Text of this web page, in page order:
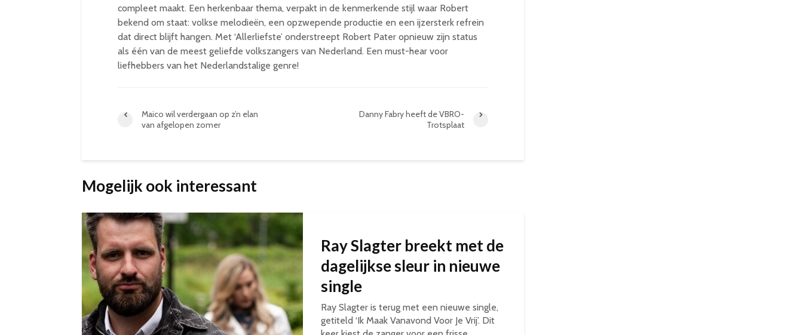
compleet maakt. Een herkenbaar thema, verpakt in de kenmerkende stijl waar Robert
bekend om staat: volkse melodieën, een opzwepende productie en een ijzersterk refrein
dat direct blijft hangen. Met ‘Allerliefste’ onderstreept Robert Pater opnieuw zijn status
als één van de meest geliefde volkszangers van Nederland. Een must-hear voor
liefhebbers van het Nederlandstalige genre!
Maico wil verdergaan op z’n elan
van afgelopen zomer
Danny Fabry heeft de VBRO-
Trotsplaat
Mogelijk ook interessant
Ray Slagter breekt met de
dagelijkse sleur in nieuwe
single
Ray Slagter is terug met een nieuwe single,
getiteld ‘Ik Maak Vanavond Voor Je Vrij’. Dit